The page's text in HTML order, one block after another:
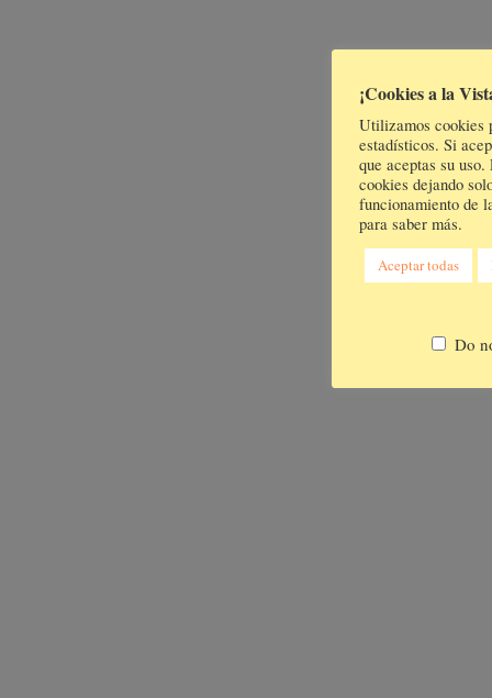
¡Cookies a la
Utilizamos cookies
estadísticos. Si
que aceptas su
cookies dejando
funcionamiento de
para saber más.
Aceptar todas
Do